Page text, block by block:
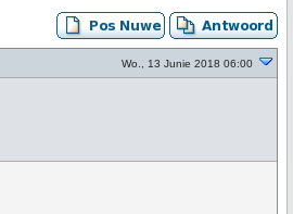
Wo., 13 Junie 2018 06:00